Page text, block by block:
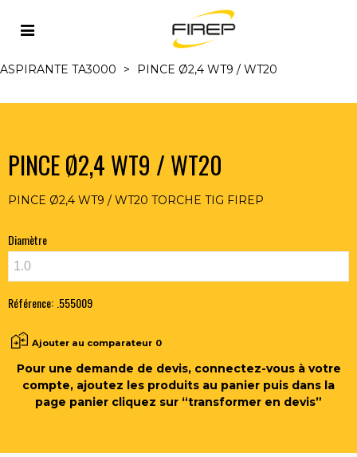
Accueil TORCHES TIG ET ACCESSOIRES
TORCHES TIG ASPIRANTES REFR. EAU
ASPIRANTE TA3000
> PINCE Ø2,4 WT9 / WT20
PINCE Ø2,4 WT9 / WT20
PINCE Ø2,4 WT9 / WT20 TORCHE TIG FIREP
Diamètre
Référence: .555009
Ajouter au comparateur 0
Pour une demande de devis, connectez-vous à votre
compte, ajoutez les produits au panier puis dans la
page panier cliquez sur “transformer en devis”